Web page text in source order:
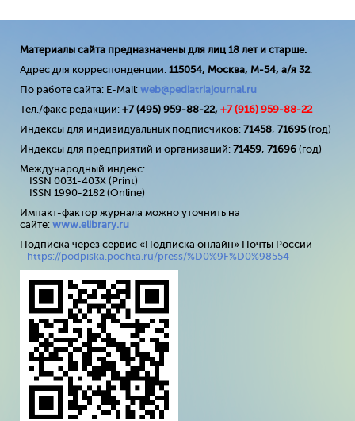
Материалы сайта предназначены для лиц 18 лет и старше.
Адрес для корреспонденции: 115054, Москва, М-54, а/я 32.
По работе сайта: E-Mail: web@pediatriajournal.ru
Тел./факс редакции: +7 (495) 959-88-22, +7 (916) 959-88-22
Индексы для индивидуальных подписчиков: 71458, 71695(год)
Индексы для предприятий и организаций: 71459, 71696 (год)
Международный индекс:
ISSN 0031-403X (Print)
ISSN 1990-2182 (Online)
Импакт-фактор журнала можно уточнить на
сайте: www.elibrary.ru
Подписка через сервис «Подписка онлайн» Почты России
- https://podpiska.pochta.ru/press/%D0%9F%D0%98554